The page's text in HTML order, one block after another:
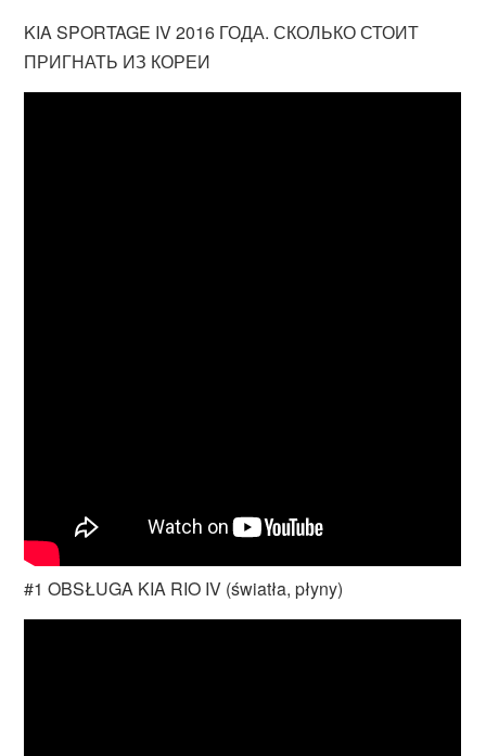
KIA SPORTAGE IV 2016 ГОДА. СКОЛЬКО СТОИТ
ПРИГНАТЬ ИЗ КОРЕИ
#1 OBSŁUGA KIA RIO IV (światła, płyny)